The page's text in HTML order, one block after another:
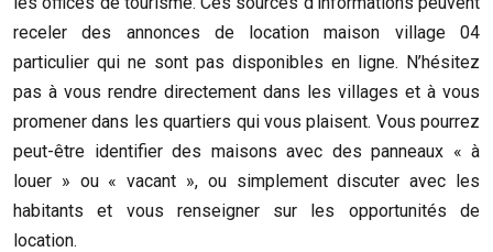
receler des annonces de location maison village 04
particulier qui ne sont pas disponibles en ligne. N’hésitez
pas à vous rendre directement dans les villages et à vous
promener dans les quartiers qui vous plaisent. Vous pourrez
peut-être identifier des maisons avec des panneaux « à
louer » ou « vacant », ou simplement discuter avec les
habitants et vous renseigner sur les opportunités de
location.